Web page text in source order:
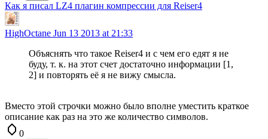
Как я писал LZ4 плагин компрессии для Reiser4
HighOctane Jun 13 2013 at 21:33
Объяснять что такое Reiser4 и с чем его едят я не
буду, т. к. на этот счет достаточно информации [1,
2] и повторять её я не вижу смысла.
Вместо этой строчки можно было вполне уместить краткое
описание как раз на это же количество символов.
0